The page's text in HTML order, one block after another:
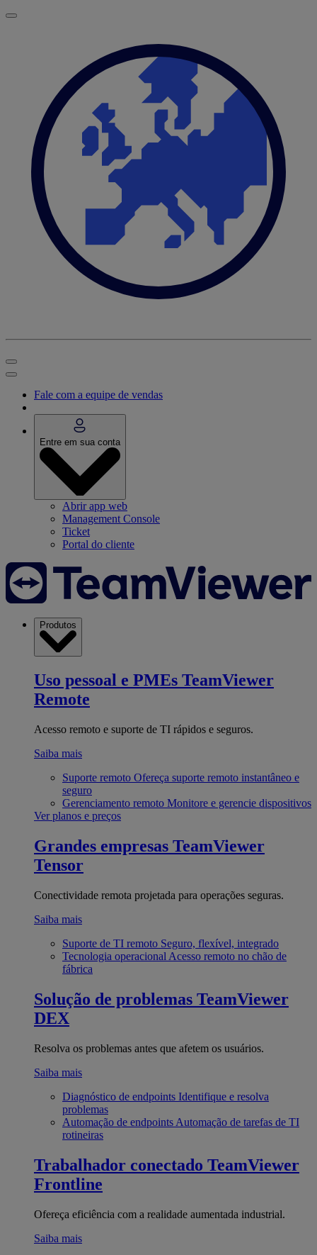
Fale com a equipe de vendas
Entre em sua conta
Abrir app web
Management Console
Ticket
Portal do cliente
Produtos
Uso pessoal e PMEs TeamViewer
Remote
Acesso remoto e suporte de TI rápidos e seguros.
Saiba mais
Suporte remoto Ofereça suporte remoto instantâneo e
seguro
Gerenciamento remoto Monitore e gerencie dispositivos
Ver planos e preços
Grandes empresas TeamViewer
Tensor
Conectividade remota projetada para operações seguras.
Saiba mais
Suporte de TI remoto Seguro, flexível, integrado
Tecnologia operacional Acesso remoto no chão de
fábrica
Solução de problemas TeamViewer
DEX
Resolva os problemas antes que afetem os usuários.
Saiba mais
Diagnóstico de endpoints Identifique e resolva
problemas
Automação de endpoints Automação de tarefas de TI
rotineiras
Trabalhador conectado TeamViewer
Frontline
Ofereça eficiência com a realidade aumentada industrial.
Saiba mais